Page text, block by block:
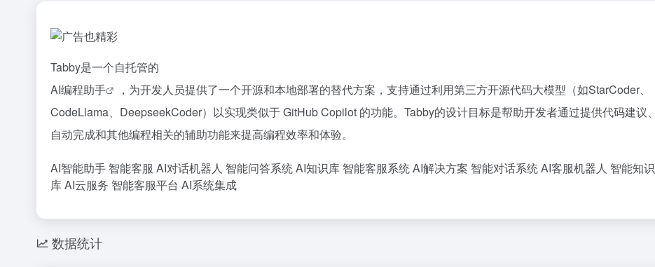
Tabby是一个自托管的
AI编程助手
，为开发人员提供了一个开源和本地部署的替代方案，支持通过利用第三方开源代码大模型（如StarCoder、
CodeLlama、DeepseekCoder）以实现类似于 GitHub Copilot 的功能。Tabby的设计目标是帮助开发者通过提供代码建议、
自动完成和其他编程相关的辅助功能来提高编程效率和体验。
AI智能助手 智能客服 AI对话机器人 智能问答系统AI知识库 智能客服系统AI解决方案 智能对话系统AI客服机器人 智能知识
库AI云服务 智能客服平台 AI系统集成
数据统计